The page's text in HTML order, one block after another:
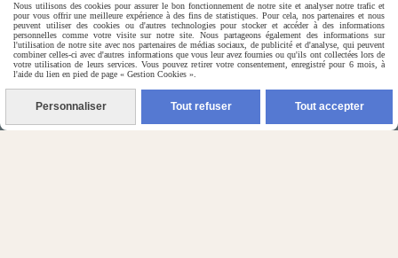
N'hésitez pas à contacter Monique
par téléphone
0618321265
ou par message
Nous utilisons des cookies pour assurer le bon fonctionnement de notre site et analyser notre trafic et
pour vous offrir une meilleure expérience à des fins de statistiques. Pour cela, nos partenaires et nous
peuvent utiliser des cookies ou d'autres technologies pour stocker et accéder à des informations
personnelles comme votre visite sur notre site. Nous partageons également des informations sur
l'utilisation de notre site avec nos partenaires de médias sociaux, de publicité et d'analyse, qui peuvent
combiner celles-ci avec d'autres informations que vous leur avez fournies ou qu'ils ont collectées lors de
votre utilisation de leurs services. Vous pouvez retirer votre consentement, enregistré pour 6 mois, à
l'aide du lien en pied de page « Gestion Cookies ».
Personnaliser Tout refuser Tout accepter